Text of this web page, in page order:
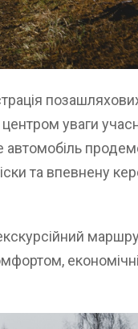
уваги
автомобіль
та впевнену